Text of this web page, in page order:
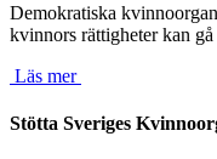
Demokratiska
kvinnors rättigheter kan
Läs mer
Stötta Sveriges